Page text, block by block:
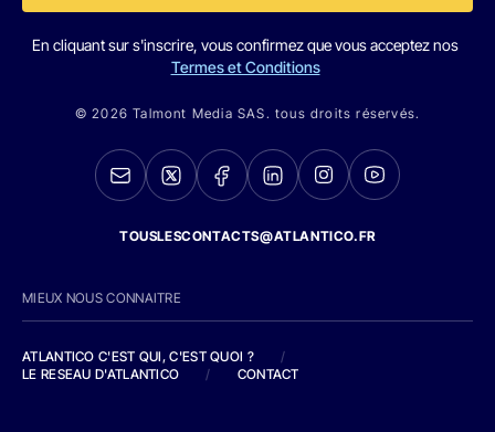
En cliquant sur s'inscrire, vous confirmez que vous acceptez nos
Termes et Conditions
© 2026 Talmont Media SAS. tous droits réservés.
TOUSLESCONTACTS@ATLANTICO.FR
MIEUX NOUS CONNAITRE
ATLANTICO C'EST QUI, C'EST QUOI ?
/
LE RESEAU D'ATLANTICO
/ CONTACT